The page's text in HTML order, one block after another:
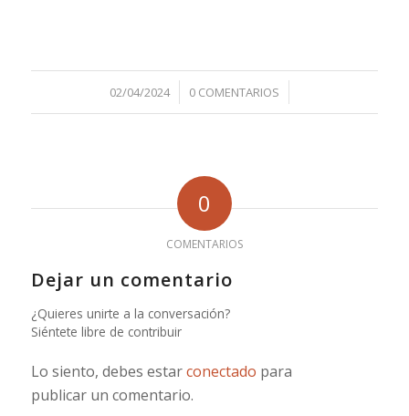
02/04/2024
/ 0 COMENTARIOS
/
0
COMENTARIOS
Dejar un comentario
¿Quieres unirte a la conversación?
Siéntete libre de contribuir
Lo siento, debes estarconectado para
publicar un comentario.